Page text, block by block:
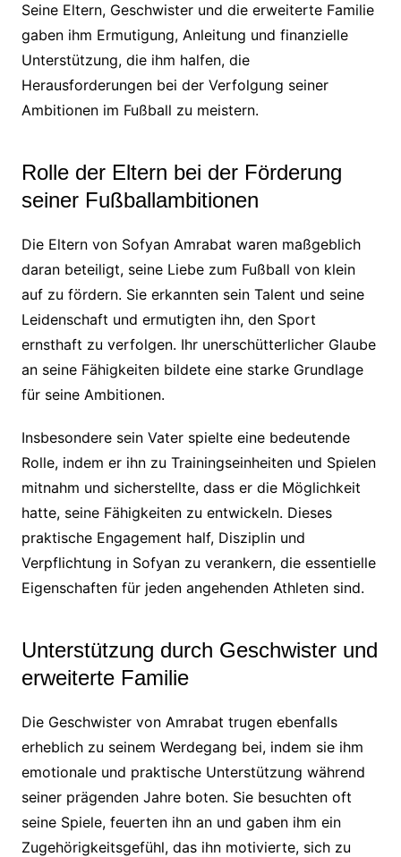
Seine Eltern, Geschwister und die erweiterte Familie
gaben ihm Ermutigung, Anleitung und finanzielle
Unterstützung, die ihm halfen, die
Herausforderungen bei der Verfolgung seiner
Ambitionen im Fußball zu meistern.
Rolle der Eltern bei der Förderung
seiner Fußballambitionen
Die Eltern von Sofyan Amrabat waren maßgeblich
daran beteiligt, seine Liebe zum Fußball von klein
auf zu fördern. Sie erkannten sein Talent und seine
Leidenschaft und ermutigten ihn, den Sport
ernsthaft zu verfolgen. Ihr unerschütterlicher Glaube
an seine Fähigkeiten bildete eine starke Grundlage
für seine Ambitionen.
Insbesondere sein Vater spielte eine bedeutende
Rolle, indem er ihn zu Trainingseinheiten und Spielen
mitnahm und sicherstellte, dass er die Möglichkeit
hatte, seine Fähigkeiten zu entwickeln. Dieses
praktische Engagement half, Disziplin und
Verpflichtung in Sofyan zu verankern, die essentielle
Eigenschaften für jeden angehenden Athleten sind.
Unterstützung durch Geschwister und
erweiterte Familie
Die Geschwister von Amrabat trugen ebenfalls
erheblich zu seinem Werdegang bei, indem sie ihm
emotionale und praktische Unterstützung während
seiner prägenden Jahre boten. Sie besuchten oft
seine Spiele, feuerten ihn an und gaben ihm ein
Zugehörigkeitsgefühl, das ihn motivierte, sich zu